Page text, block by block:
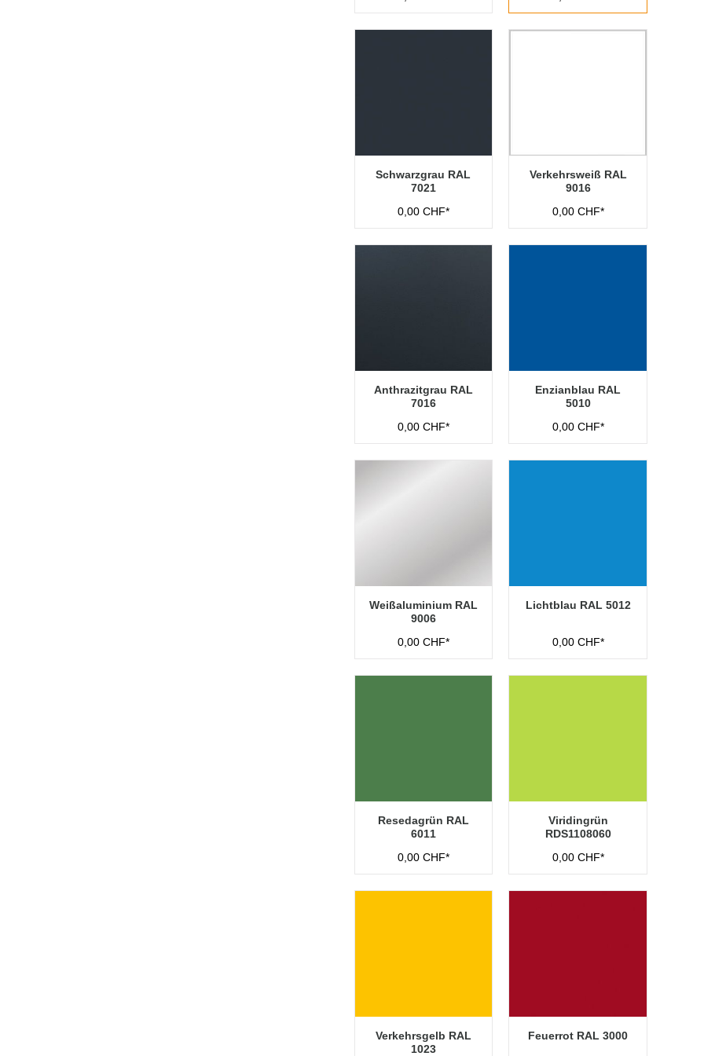
Schwarzgrau RAL
7021
0,00 CHF*
Verkehrsweiß RAL
9016
0,00 CHF*
Anthrazitgrau RAL
7016
0,00 CHF*
Enzianblau RAL
5010
0,00 CHF*
Weißaluminium RAL
9006
0,00 CHF*
Lichtblau RAL 5012
0,00 CHF*
Resedagrün RAL
6011
0,00 CHF*
Viridingrün
RDS1108060
0,00 CHF*
Verkehrsgelb RAL
1023
Feuerrot RAL 3000